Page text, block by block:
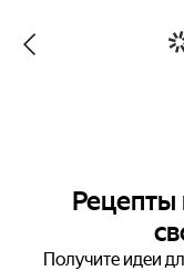
Рецепты
Получите идеи